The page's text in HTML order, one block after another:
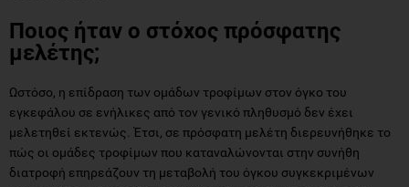
Ποιος ήταν ο στόχος πρόσφατης
μελέτης;
Ωστόσο, η επίδραση των ομάδων τροφίμων στον όγκο του
εγκεφάλου σε ενήλικες από τον γενικό πληθυσμό δεν έχει
μελετηθεί εκτενώς. Έτσι, σε πρόσφατη μελέτη διερευνήθηκε το
πώς οι ομάδες τροφίμων που καταναλώνονται στην συνήθη
διατροφή επηρεάζουν τη μεταβολή του όγκου συγκεκριμένων